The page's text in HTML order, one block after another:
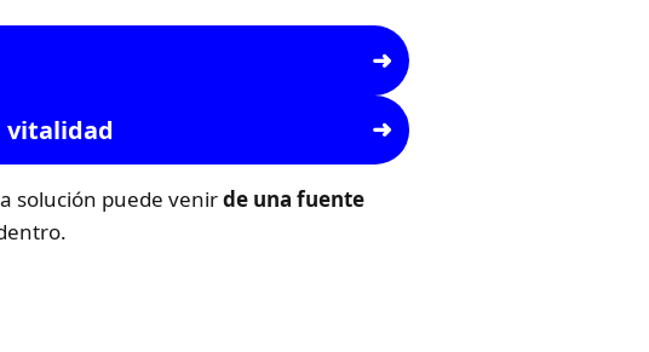
vitalidad
solución puede venirde una fuente